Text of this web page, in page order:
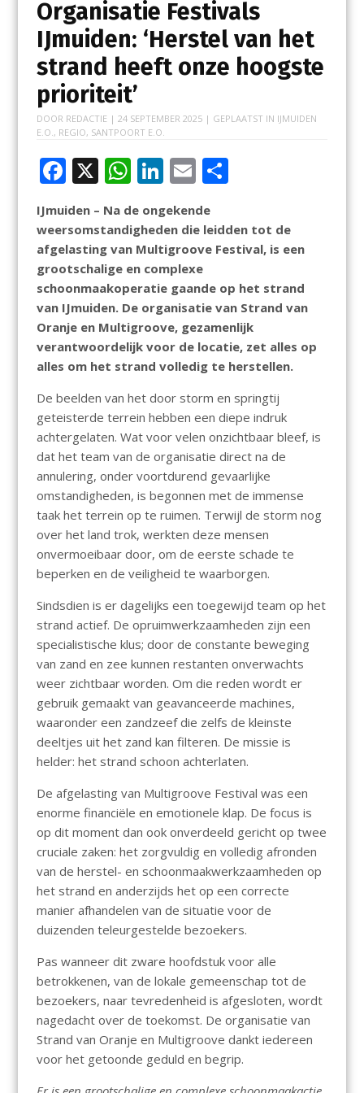
Organisatie Festivals
IJmuiden: ‘Herstel van het
strand heeft onze hoogste
prioriteit’
DOOR REDACTIE | 24 SEPTEMBER 2025| GEPLAATST IN IJMUIDEN
E.O. , REGIO, SANTPOORT E.O.
F
ac
e
b
o
o
k
X W
h
at
s
A
p
p
Li
n
k
e
dI
n
E
m
ai
l
D
e
n
IJmuiden – Na de ongekende
weersomstandigheden die leidden tot de
afgelasting van Multigroove Festival, is een
grootschalige en complexe
schoonmaakoperatie gaande op het strand
van IJmuiden. De organisatie van Strand van
Oranje en Multigroove, gezamenlijk
verantwoordelijk voor de locatie, zet alles op
alles om het strand volledig te herstellen.
De beelden van het door storm en springtij
geteisterde terrein hebben een diepe indruk
achtergelaten. Wat voor velen onzichtbaar bleef, is
dat het team van de organisatie direct na de
annulering, onder voortdurend gevaarlijke
omstandigheden, is begonnen met de immense
taak het terrein op te ruimen. Terwijl de storm nog
over het land trok, werkten deze mensen
onvermoeibaar door, om de eerste schade te
beperken en de veiligheid te waarborgen.
Sindsdien is er dagelijks een toegewijd team op het
strand actief. De opruimwerkzaamheden zijn een
specialistische klus; door de constante beweging
van zand en zee kunnen restanten onverwachts
weer zichtbaar worden. Om die reden wordt er
gebruik gemaakt van geavanceerde machines,
waaronder een zandzeef die zelfs de kleinste
deeltjes uit het zand kan filteren. De missie is
helder: het strand schoon achterlaten.
De afgelasting van Multigroove Festival was een
enorme financiële en emotionele klap. De focus is
op dit moment dan ook onverdeeld gericht op twee
cruciale zaken: het zorgvuldig en volledig afronden
van de herstel- en schoonmaakwerkzaamheden op
het strand en anderzijds het op een correcte
manier afhandelen van de situatie voor de
duizenden teleurgestelde bezoekers.
Pas wanneer dit zware hoofdstuk voor alle
betrokkenen, van de lokale gemeenschap tot de
bezoekers, naar tevredenheid is afgesloten, wordt
nagedacht over de toekomst. De organisatie van
Strand van Oranje en Multigroove dankt iedereen
voor het getoonde geduld en begrip.